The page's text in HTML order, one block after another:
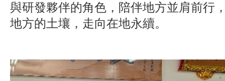
與研發夥伴的角色，陪伴地方並肩前行
地方的土壤，走向在地永續。